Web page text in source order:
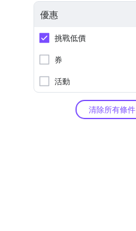
優惠
挑戰低價
券
活動
清除所有條件